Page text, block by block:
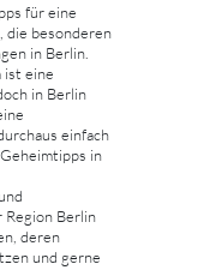
für eine
, die besonderen
in Berlin.
ist eine
in Berlin
einfach
in
Berlin
deren
und gerne